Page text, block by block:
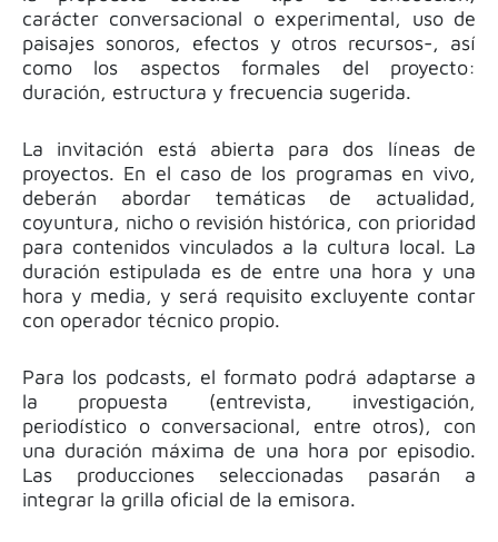
carácter conversacional o experimental, uso de
paisajes sonoros, efectos y otros recursos-, así
como los aspectos formales del proyecto:
duración, estructura y frecuencia sugerida.
La invitación está abierta para dos líneas de
proyectos. En el caso de los programas en vivo,
deberán abordar temáticas de actualidad,
coyuntura, nicho o revisión histórica, con prioridad
para contenidos vinculados a la cultura local. La
duración estipulada es de entre una hora y una
hora y media, y será requisito excluyente contar
con operador técnico propio.
Para los podcasts, el formato podrá adaptarse a
la propuesta (entrevista, investigación,
periodístico o conversacional, entre otros), con
una duración máxima de una hora por episodio.
Las producciones seleccionadas pasarán a
integrar la grilla oficial de la emisora.